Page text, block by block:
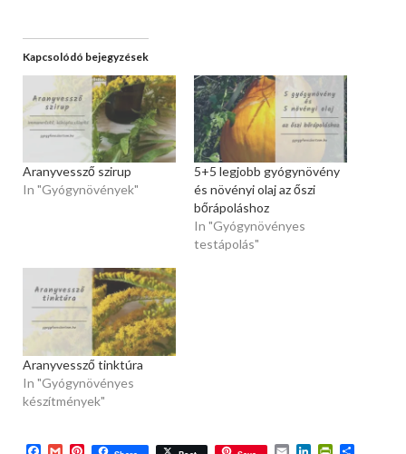
Kapcsolódó bejegyzések
Aranyvessző szirup
In "Gyógynövények"
5+5 legjobb gyógynövény
és növényi olaj az őszi
bőrápoláshoz
In "Gyógynövényes
testápolás"
Aranyvessző tinktúra
In "Gyógynövényes
készítmények"